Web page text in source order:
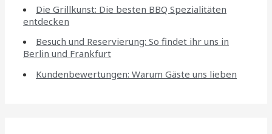
Die Grillkunst: Die besten BBQ Spezialitäten
entdecken
Besuch und Reservierung: So findet ihr uns in
Berlin und Frankfurt
Kundenbewertungen: Warum Gäste uns lieben